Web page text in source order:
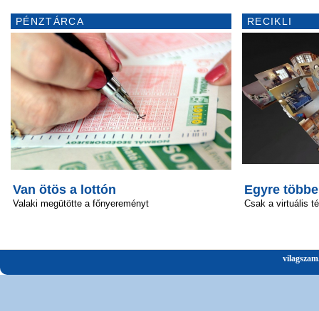
PÉNZTÁRCA
Van ötös a lottón
Valaki megütötte a főnyereményt
RECIKLI
Egyre
Csak a virtuális